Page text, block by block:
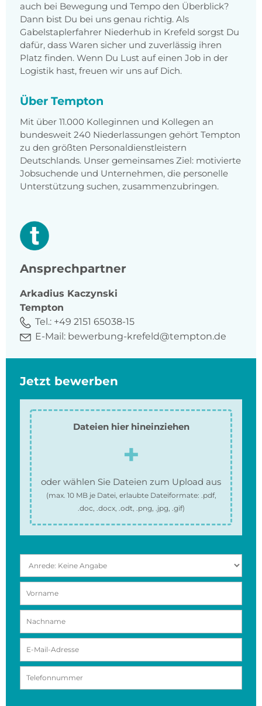
auch bei Bewegung und Tempo den Überblick?
Dann bist Du bei uns genau richtig. Als
Gabelstaplerfahrer Niederhub in Krefeld sorgst Du
dafür, dass Waren sicher und zuverlässig ihren
Platz finden. Wenn Du Lust auf einen Job in der
Logistik hast, freuen wir uns auf Dich.
Über Tempton
Mit über 11.000 Kolleginnen und Kollegen an
bundesweit 240 Niederlassungen gehört Tempton
zu den größten Personaldienstleistern
Deutschlands. Unser gemeinsames Ziel: motivierte
Jobsuchende und Unternehmen, die personelle
Unterstützung suchen, zusammenzubringen.
Ansprechpartner
Arkadius Kaczynski
Tempton
Tel.: +49 2151 65038-15
E-Mail: bewerbung-krefeld@tempton.de
Jetzt bewerben
Dateien hier hineinziehen
oder wählen Sie Dateien zum Upload aus
(max. 10 MBje Datei, erlaubte Dateiformate: .pdf,
.doc, .docx, .odt, .png, .jpg, .gif)